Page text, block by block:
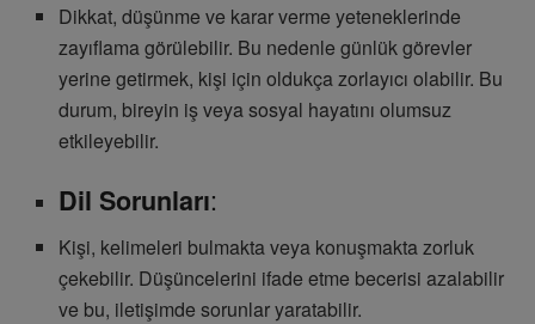
Dikkat, düşünme ve karar verme yeteneklerinde
zayıflama görülebilir. Bu nedenle günlük görevler
yerine getirmek, kişi için oldukça zorlayıcı olabilir. Bu
durum, bireyin iş veya sosyal hayatını olumsuz
etkileyebilir.
Dil Sorunları:
Kişi, kelimeleri bulmakta veya konuşmakta zorluk
çekebilir. Düşüncelerini ifade etme becerisi azalabilir
ve bu, iletişimde sorunlar yaratabilir.